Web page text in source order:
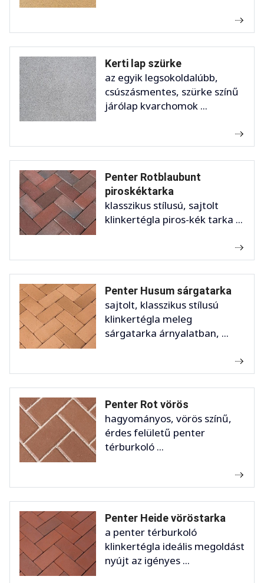
Kerti lap szürke
az egyik legsokoldalúbb,
csúszásmentes, szürke színű
járólap kvarchomok ...
Penter Rotblaubunt
piroskéktarka
klasszikus stílusú, sajtolt
klinkertégla piros-kék tarka ...
Penter Husum sárgatarka
sajtolt, klasszikus stílusú
klinkertégla meleg
sárgatarka árnyalatban, ...
Penter Rot vörös
hagyományos, vörös színű,
érdes felületű penter
térburkoló ...
Penter Heide vöröstarka
a penter térburkoló
klinkertégla ideális megoldást
nyújt az igényes ...